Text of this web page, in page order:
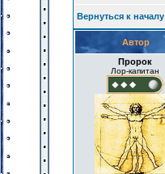
Вернуться к началу
Автор
Пророк
Лор-капитан